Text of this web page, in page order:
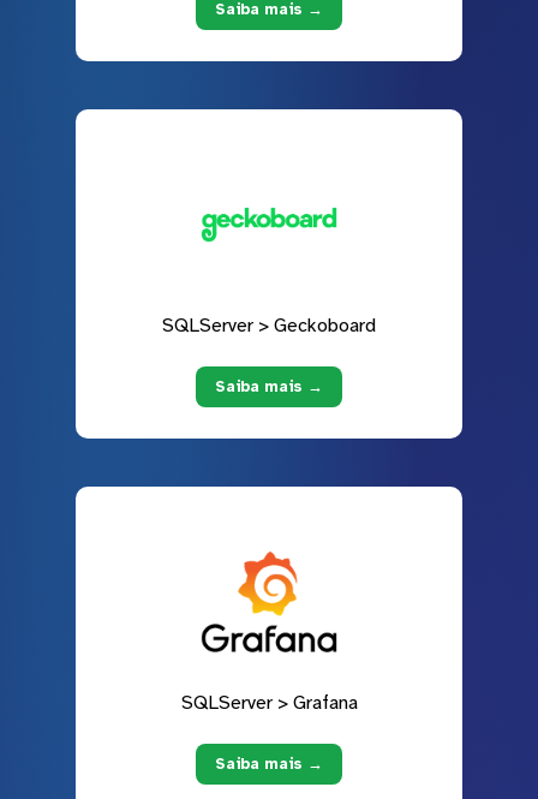
Saiba mais →
SQLServer > Geckoboard
Saiba mais →
SQLServer > Grafana
Saiba mais →